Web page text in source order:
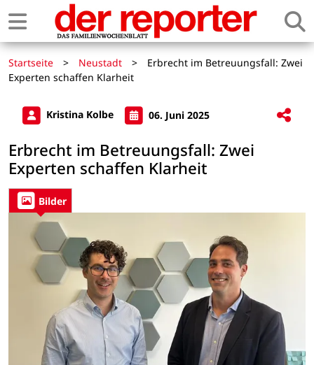
Startseite > Neustadt >
Erbrecht im Betreuungsfall: Zwei
Experten schaffen Klarheit
Kristina Kolbe 06. Juni 2025
Erbrecht im Betreuungsfall: Zwei
Experten schaffen Klarheit
Bilder